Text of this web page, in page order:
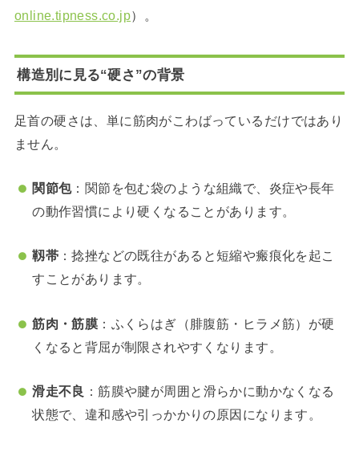
online.tipness.co.jp）。
構造別に見る“硬さ”の背景
足首の硬さは、単に筋肉がこわばっているだけではあり
ません。
関節包：関節を包む袋のような組織で、炎症や長年
の動作習慣により硬くなることがあります。
靱帯：捻挫などの既往があると短縮や瘢痕化を起こ
すことがあります。
筋肉・筋膜 ：ふくらはぎ（腓腹筋・ヒラメ筋）が硬
くなると背屈が制限されやすくなります。
滑走不良 ：筋膜や腱が周囲と滑らかに動かなくなる
状態で、違和感や引っかかりの原因になります。